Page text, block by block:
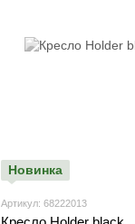
Новинка
Артикул: 68222013